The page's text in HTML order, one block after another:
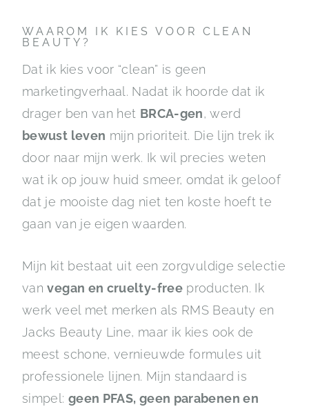
WAAROM IK KIES VOOR CLEAN
BEAUTY?
Dat ik kies voor “clean” is geen
marketingverhaal. Nadat ik hoorde dat ik
drager ben van het BRCA-gen, werd
bewust leven mijn prioriteit. Die lijn trek ik
door naar mijn werk. Ik wil precies weten
wat ik op jouw huid smeer, omdat ik geloof
dat je mooiste dag niet ten koste hoeft te
gaan van je eigen waarden.
Mijn kit bestaat uit een zorgvuldige selectie
vanvegan en cruelty-free producten. Ik
werk veel met merken als RMS Beauty en
Jacks Beauty Line, maar ik kies ook de
meest schone, vernieuwde formules uit
professionele lijnen. Mijn standaard is
simpel: geen PFAS, geen parabenen en